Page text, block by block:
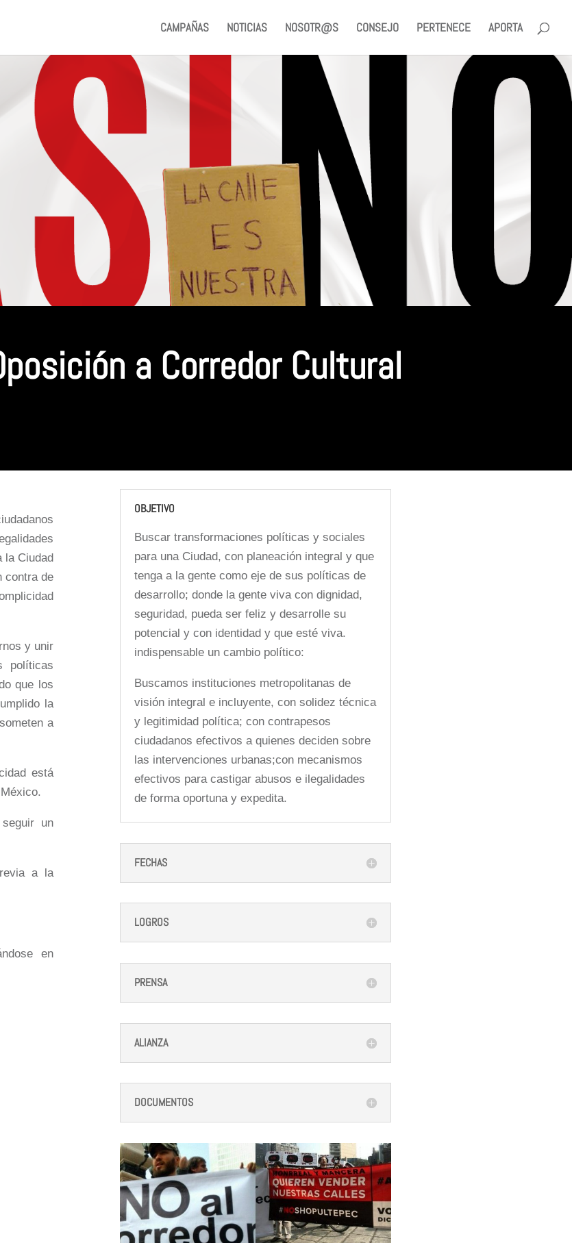
CAMPAÑAS NOTICIAS NOSOTR@S CONSEJO PERTENECE APORTA
a Corredor Cultural
la Ciudad
contra de
y unir
políticas
que los
la
a
está
un
a la
en
OBJETIVO
Buscar transformaciones políticas y sociales
para una Ciudad, con planeación integral y que
tenga a la gente como eje de sus políticas de
desarrollo; donde la gente viva con dignidad,
seguridad, pueda ser feliz y desarrolle su
potencial y con identidad y que esté viva.
indispensable un cambio político:
Buscamos instituciones metropolitanas de
visión integral e incluyente, con solidez técnica
y legitimidad política; con contrapesos
ciudadanos efectivos a quienes deciden sobre
las intervenciones urbanas;con mecanismos
efectivos para castigar abusos e ilegalidades
de forma oportuna y expedita.
FECHAS
LOGROS
PRENSA
ALIANZA
DOCUMENTOS